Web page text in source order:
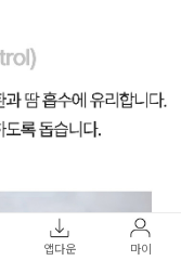
앱다운 마이